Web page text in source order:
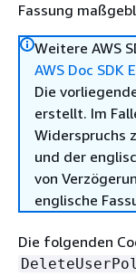
Fassung
Weitere AWS
AWS Doc SDK
Die
erstellt. Im
Widerspruchs
und der
von
englische
Die folgenden